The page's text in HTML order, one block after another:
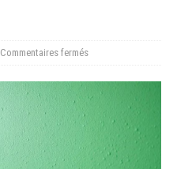
Commentaires fermés